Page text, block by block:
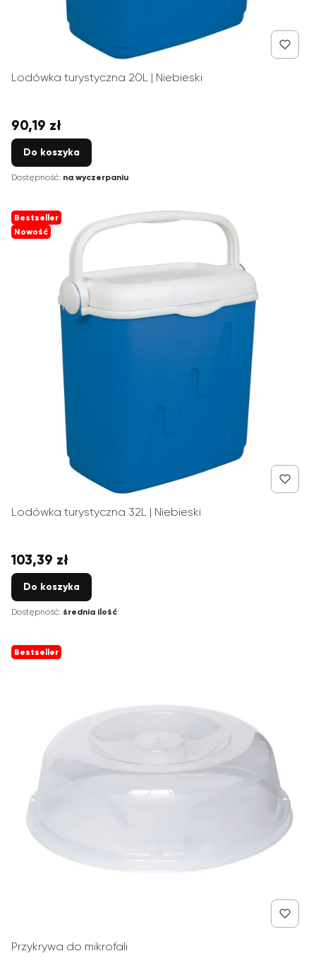
Lodówka turystyczna 20L | Niebieski
Cena
90,19 zł
Do koszyka
Dostępność: na wyczerpaniu
Bestseller
Nowość
Lodówka turystyczna 32L | Niebieski
Cena
103,39 zł
Do koszyka
Dostępność: średnia ilość
Bestseller
Przykrywa do mikrofali